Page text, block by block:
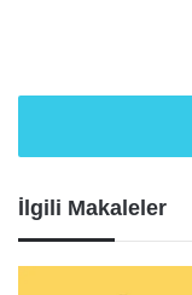
İlgili Makaleler